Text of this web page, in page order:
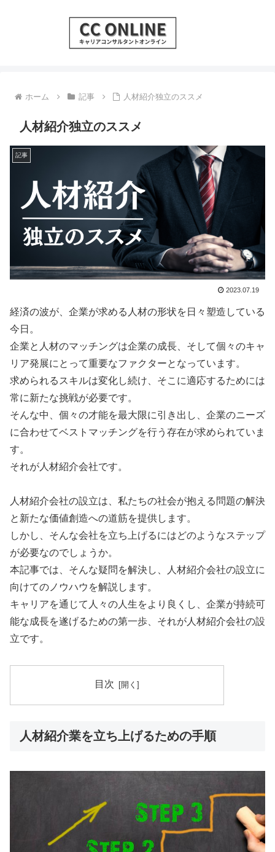
ホーム 記事 人材紹介独立のススメ
人材紹介独立のススメ
記事
2023.07.19
経済の波が、企業が求める人材の形状を日々塑造している
今日。
企業と人材のマッチングは企業の成長、そして個々のキャ
リア発展にとって重要なファクターとなっています。
求められるスキルは変化し続け、そこに適応するためには
常に新たな挑戦が必要です。
そんな中、個々の才能を最大限に引き出し、企業のニーズ
に合わせてベストマッチングを行う存在が求められていま
す。
それが人材紹介会社です。
人材紹介会社の設立は、私たちの社会が抱える問題の解決
と新たな価値創造への道筋を提供します。
しかし、そんな会社を立ち上げるにはどのようなステップ
が必要なのでしょうか。
本記事では、そんな疑問を解決し、人材紹介会社の設立に
向けてのノウハウを解説します。
キャリアを通じて人々の人生をより良くし、企業が持続可
能な成長を遂げるための第一歩、それが人材紹介会社の設
立です。
目次
人材紹介業を立ち上げるための手順